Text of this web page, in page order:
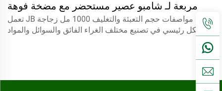
مربعة لـ شامبو عصير مستحضر مع مضخة فوهة
رش
مواصفات حجم التعبئة والتغليف 1000 مل زجاجة JB تعمل
بشكل رئيسي في تصنيع مختلف الغراء الفائق والسوائل والمواد